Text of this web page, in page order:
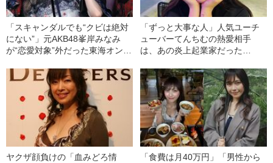
「スキャンダルでも“クビは絶対
にない”」元AKB48峯岸みなみ
が“恋愛対象”外だった東海オンエ
「ずっと大事な人」人気ユーチ
ューバーてんちむの熱愛相手
は、あの炎上起業家だった
ヤクザ顔負けの「血みどろ情
「食費は月40万円」「男性から